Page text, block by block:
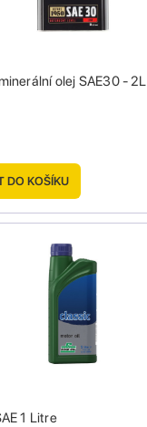
olej SAE30 - 2L
DO KOŠÍKU
1 Litre